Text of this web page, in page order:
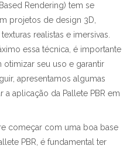
Rendering) tem se
projetos de design 3D,
realistas e imersivas.
essa técnica, é importante
seu uso e garantir
apresentamos algumas
a aplicação da Pallete PBR em
começar com uma boa base
PBR, é fundamental ter